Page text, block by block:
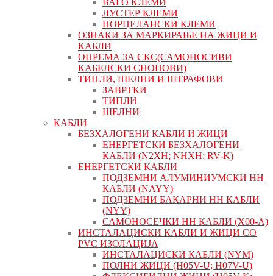
ВАГО КЛЕМИ
ЛУСТЕР КЛЕМИ
ПОРЦЕЛАНСКИ КЛЕМИ
ОЗНАКИ ЗА МАРКИРАЊЕ НА ЖИЦИ И
КАБЛИ
ОПРЕМА ЗА СКС(САМОНОСИВИ
КАБЕЛСКИ СНОПОВИ)
ТИПЛИ, ШЕЛНИ И ШТРАФОВИ
ЗАВРТКИ
ТИПЛИ
ШЕЛНИ
КАБЛИ
БЕЗХАЛОГЕНИ КАБЛИ И ЖИЦИ
ЕНЕРГЕТСКИ БЕЗХАЛОГЕНИ
КАБЛИ (N2XH; NHXH; RV-K)
ЕНЕРГЕТСКИ КАБЛИ
ПОДЗЕМНИ АЛУМИНИУМСКИ НН
КАБЛИ (NAYY)
ПОДЗЕМНИ БАКАРНИ НН КАБЛИ
(NYY)
САМОНОСЕЧКИ НН КАБЛИ (X00-A)
ИНСТАЛАЦИСКИ КАБЛИ И ЖИЦИ СО
PVC ИЗОЛАЦИЈА
ИНСТАЛАЦИСКИ КАБЛИ (NYM)
ПОЛНИ ЖИЦИ (H05V-U; H07V-U)